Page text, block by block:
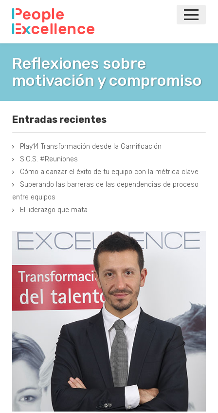
NOTICIAS
VOLVER A LA PRINCIPAL
Reflexiones sobre
motivación y compromiso
Entradas recientes
Play14 Transformación desde la Gamificación
S.O.S. #Reuniones
Cómo alcanzar el éxito de tu equipo con la métrica clave
Superando las barreras de las dependencias de proceso
entre equipos
El liderazgo que mata